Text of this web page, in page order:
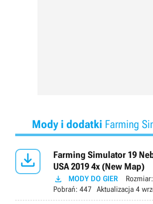
Mody i dodatki Farming

Farming Simulator 19
USA 2019 4x (New Map)
 MODY DO GIER Rozmiar:
Pobrań: 447 Aktualizacja 4